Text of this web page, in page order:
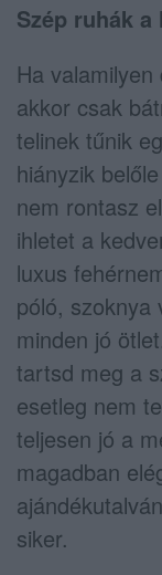
Szép ruhák a
Ha
akkor csak
telinek tűnik
hiányzik
nem rontasz
ihletet a
luxus
póló, szoknya
minden jó
tartsd meg a
esetleg nem
teljesen jó a
magadban
siker.